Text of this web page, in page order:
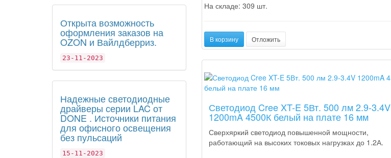
Открыта возможность
оформления заказов на
OZON и Вайлдберриз.
23-11-2023
Надежные светодиодные
драйверы серии LAC от
DONE . Источники питания
для офисного освещения
без пульсаций
15-11-2023
На складе: 309 шт.
В корзину Отложить
Светодиод Cree XT-E 5Вт. 500 лм 2.9-3.4V
1200mA 4500К белый на плате 16 мм
Сверхяркий светодиод повышенной мощности,
работающий на высоких токовых нагрузках до 1.2А.